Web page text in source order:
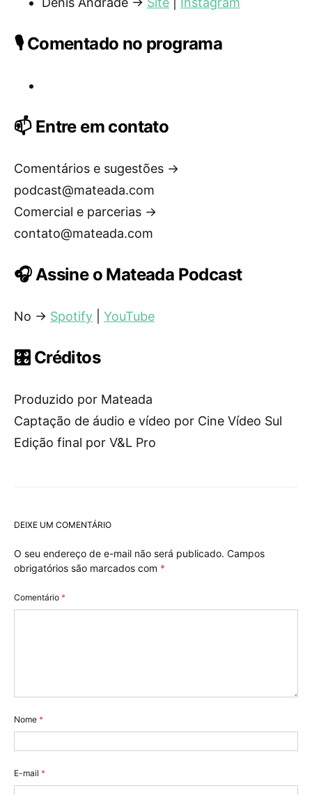
🎙️ Comentado no programa
📫 Entre em contato
Comentários e sugestões →
podcast@mateada.com
Comercial e parcerias →
contato@mateada.com
🎧 Assine o Mateada Podcast
No → Spotify YouTube
🎛️ Créditos
Produzido por Mateada
Captação de áudio e vídeo por Cine Vídeo Sul
Edição final por V&L Pro
DEIXE UM COMENTÁRIO
O seu endereço de e-mail não será publicado. Campos
obrigatórios são marcados com *
Comentário *
Nome *
E-mail *